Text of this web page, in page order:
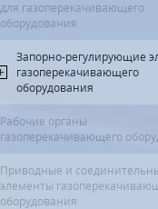
для газоперекачивающего
оборудования
Запорно-регулирующие
газоперекачивающего
оборудования
Рабочие органы
газоперекачивающего
Приводные и
элементы
оборудования